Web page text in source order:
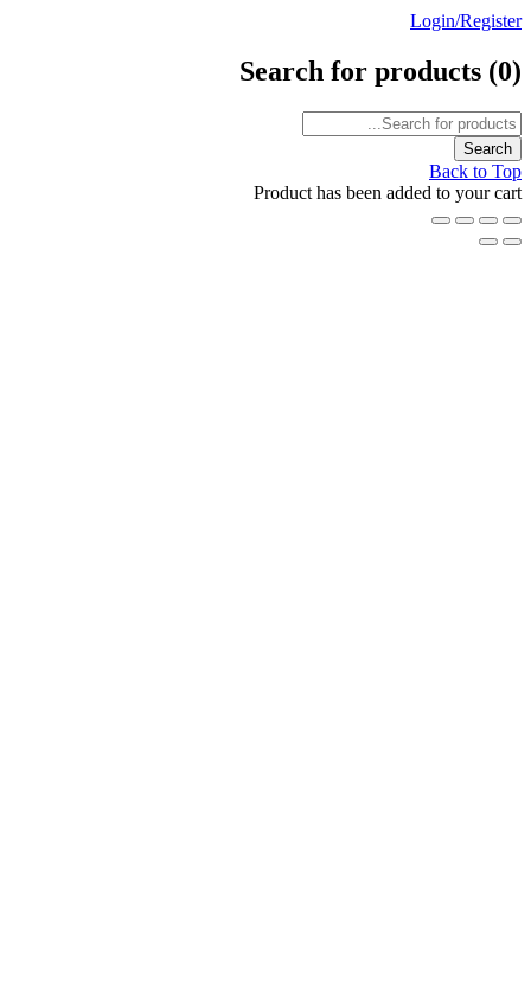
Login/
Search for
Back
Product has been added to